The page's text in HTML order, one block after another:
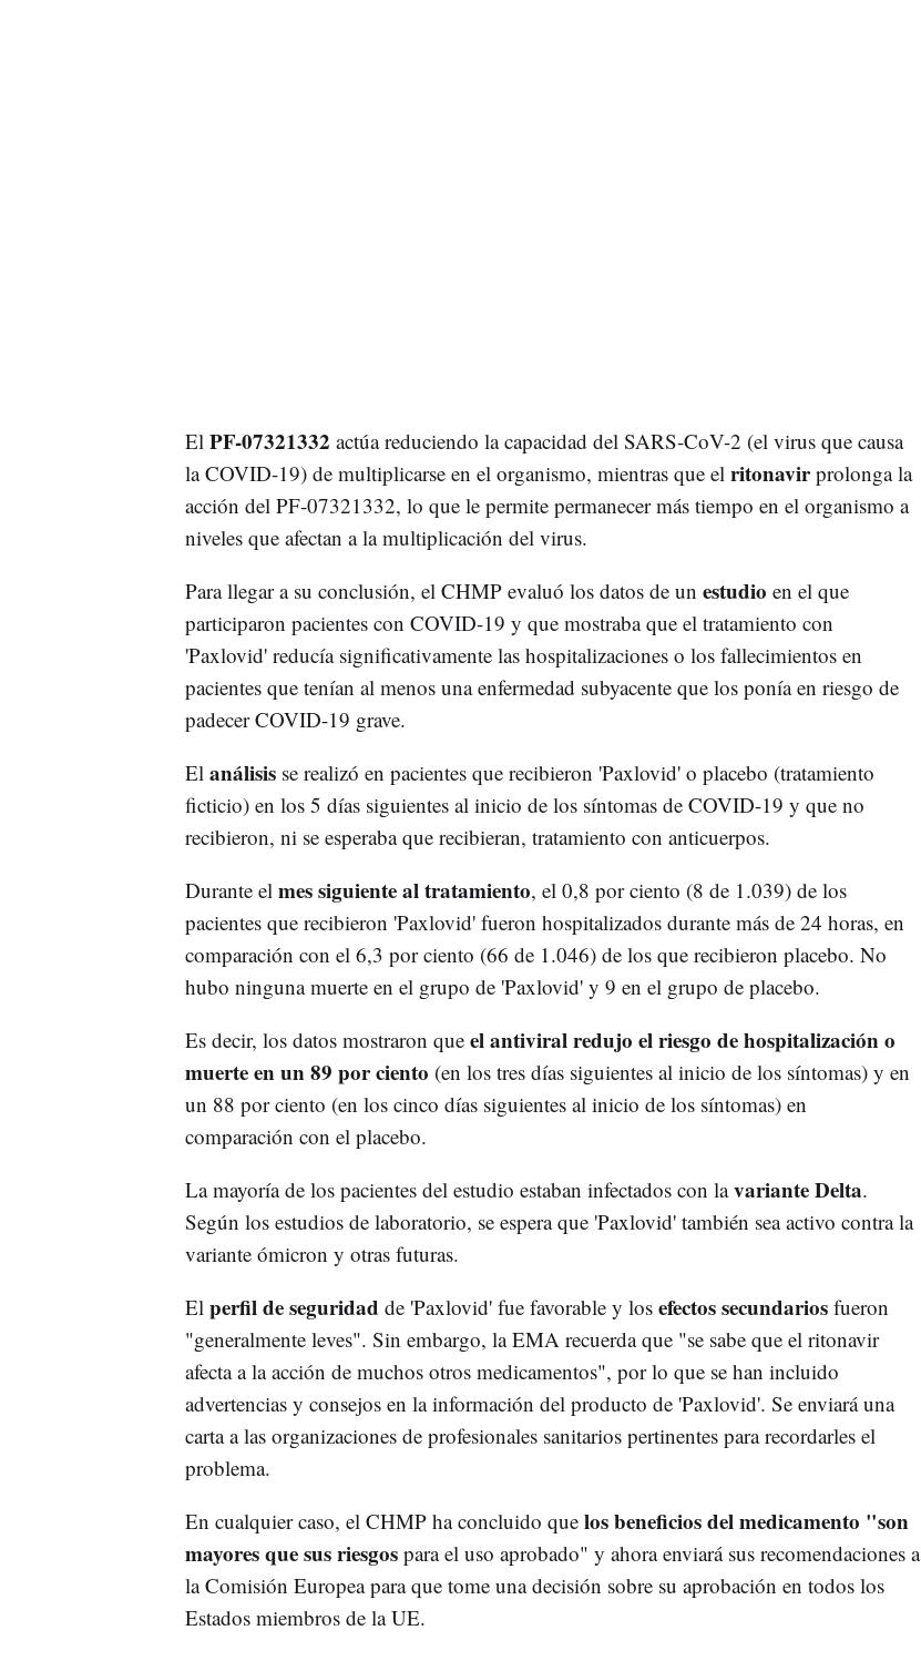
El PF-07321332 actúa reduciendo la capacidad del SARS-CoV-2 (el virus que causa
la COVID-19) de multiplicarse en el organismo, mientras que el ritonavirprolonga la
acción del PF-07321332, lo que le permite permanecer más tiempo en el organismo a
niveles que afectan a la multiplicación del virus.
Para llegar a su conclusión, el CHMP evaluó los datos de un estudio en el que
participaron pacientes con COVID-19 y que mostraba que el tratamiento con
'Paxlovid' reducía significativamente las hospitalizaciones o los fallecimientos en
pacientes que tenían al menos una enfermedad subyacente que los ponía en riesgo de
padecer COVID-19 grave.
El análisis se realizó en pacientes que recibieron 'Paxlovid' o placebo (tratamiento
ficticio) en los 5 días siguientes al inicio de los síntomas de COVID-19 y que no
recibieron, ni se esperaba que recibieran, tratamiento con anticuerpos.
Durante el mes siguiente al tratamiento, el 0,8 por ciento (8 de 1.039) de los
pacientes que recibieron 'Paxlovid' fueron hospitalizados durante más de 24 horas, en
comparación con el 6,3 por ciento (66 de 1.046) de los que recibieron placebo. No
hubo ninguna muerte en el grupo de 'Paxlovid' y 9 en el grupo de placebo.
Es decir, los datos mostraron que el antiviral redujo el riesgo de hospitalización o
muerte en un 89 por ciento (en los tres días siguientes al inicio de los síntomas) y en
un 88 por ciento (en los cinco días siguientes al inicio de los síntomas) en
comparación con el placebo.
La mayoría de los pacientes del estudio estaban infectados con lavariante Delta.
Según los estudios de laboratorio, se espera que 'Paxlovid' también sea activo contra la
variante ómicron y otras futuras.
El perfil de seguridad de 'Paxlovid' fue favorable y los efectos secundarios fueron
"generalmente leves". Sin embargo, la EMA recuerda que "se sabe que el ritonavir
afecta a la acción de muchos otros medicamentos", por lo que se han incluido
advertencias y consejos en la información del producto de 'Paxlovid'. Se enviará una
carta a las organizaciones de profesionales sanitarios pertinentes para recordarles el
problema.
En cualquier caso, el CHMP ha concluido que los beneficios del medicamento "son
mayores que sus riesgospara el uso aprobado" y ahora enviará sus recomendaciones a
la Comisión Europea para que tome una decisión sobre su aprobación en todos los
Estados miembros de la UE.